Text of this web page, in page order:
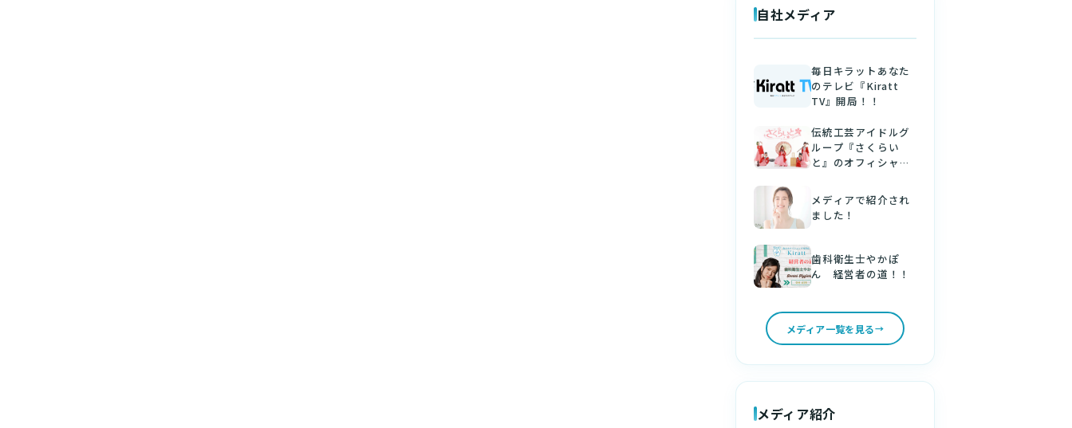
自社メディア
毎日キラットあなた
のテレビ『Kiratt
TV』開局！！
伝統工芸アイドルグ
ループ『さくらい
と』のオフィシャル
した！
メディアで紹介され
ました！
歯科衛生士やかぽ
ん 経営者の道！！
メディア一覧を見る
メディア紹介